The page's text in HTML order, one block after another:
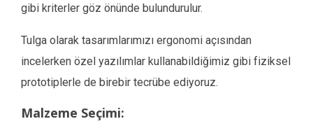
gibi kriterler göz önünde bulundurulur.
Tulga olarak tasarımlarımızı ergonomi açısından
incelerken özel yazılımlar kullanabildiğimiz gibi fiziksel
prototiplerle de birebir tecrübe ediyoruz.
Malzeme Seçimi: